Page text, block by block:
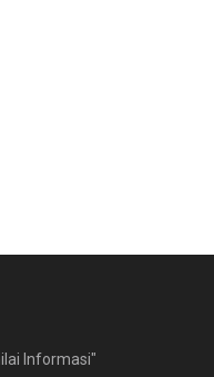
Informasi"